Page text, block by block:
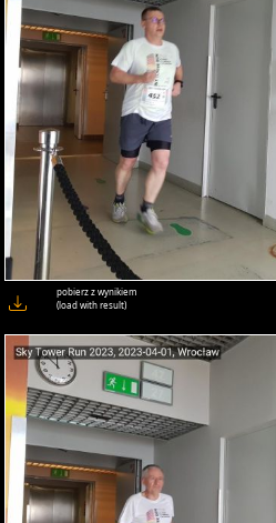
pobierz z wynikiem
(load with result)